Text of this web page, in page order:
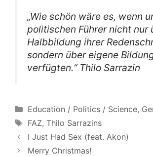
„Wie schön wäre es, wenn
politischen Führer nicht nur
Halbbildung ihrer
sondern über eigene
verfügten.“ Thilo Sarrazin
Categories
Education / Politics / Science,
Tags
FAZ, Thilo Sarrazins
I Just Had Sex (feat. Akon)
Merry Christmas!